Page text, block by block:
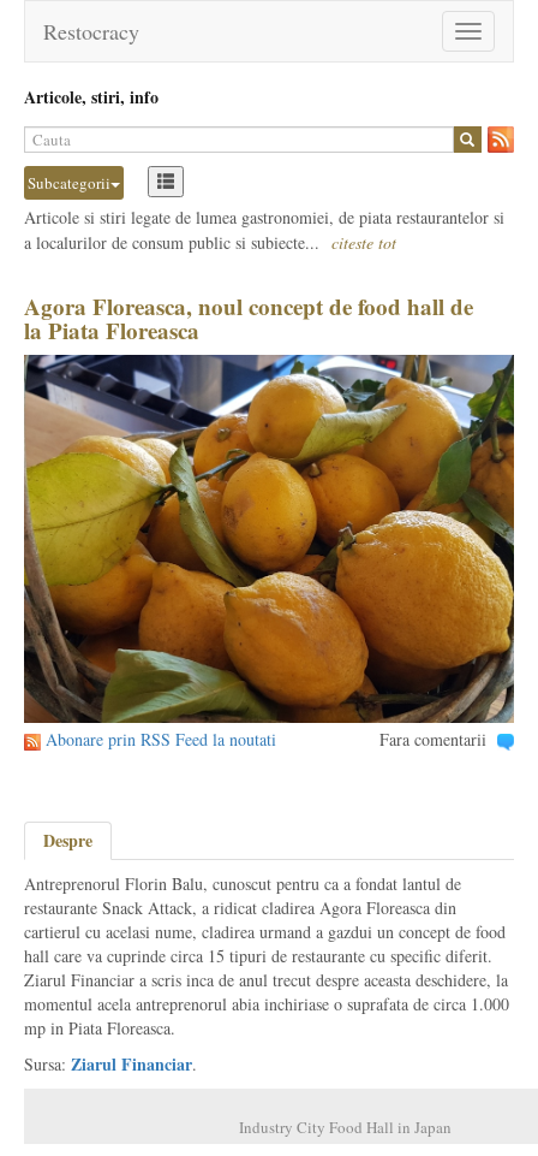
Toggle
navigation
Restocracy
Articole, stiri, info
Subcategorii
Articole si stiri legate de lumea gastronomiei, de piata restaurantelor si
a localurilor de consum public si subiecte... citeste tot
Agora Floreasca, noul concept de food hall de
la Piata Floreasca
Abonare prin RSS Feed la noutati Fara comentarii
Despre
Antreprenorul Florin Balu, cunoscut pentru ca a fondat lantul de
restaurante Snack Attack, a ridicat cladirea Agora Floreasca din
cartierul cu acelasi nume, cladirea urmand a gazdui un concept de food
hall care va cuprinde circa 15 tipuri de restaurante cu specific diferit.
Ziarul Financiar a scris inca de anul trecut despre aceasta deschidere, la
momentul acela antreprenorul abia inchiriase o suprafata de circa 1.000
mp in Piata Floreasca.
Sursa: Ziarul Financiar.
Industry City Food Hall in Japan